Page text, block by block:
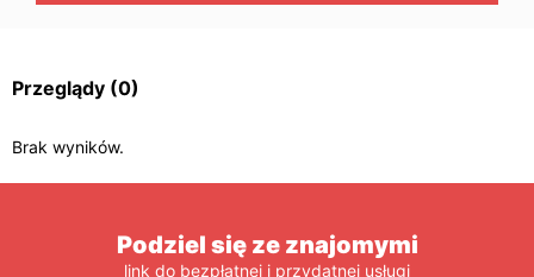
Przeglądy (0)
Brak wyników.
Podziel się ze znajomymi
link do bezpłatnej i przydatnej usługi